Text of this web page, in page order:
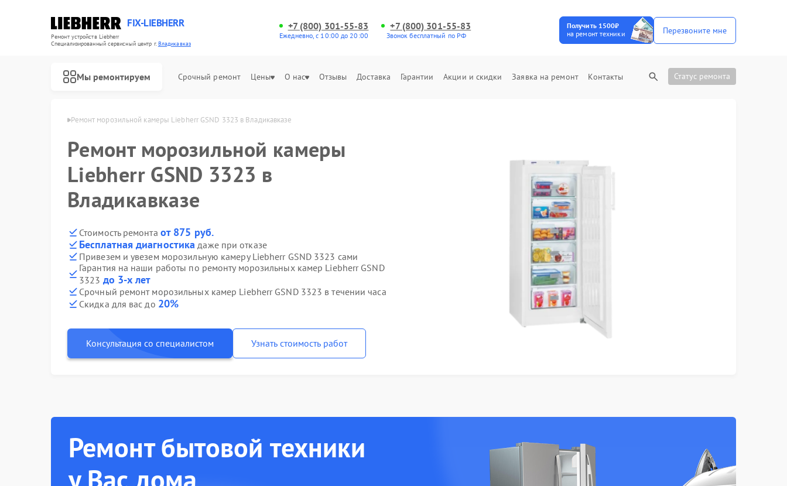
FIX-LIEBHERR
Ремонт устройств Liebherr
Специализированный cервисный центр г.Владикавказ
+7 (800) 301-55-83
Ежедневно, с 10:00 до 20:00
+7 (800) 301-55-83
Звонок бесплатный по РФ
Получить 1500₽
на ремонт техники
Перезвоните мне
Мы ремонтируем Срочный ремонт Цены О нас Отзывы Доставка Гарантии Акции и скидки Заявка на ремонт Контакты Статус ремонта
Ремонт морозильной камеры Liebherr GSND 3323 в Владикавказе
Ремонт морозильной камеры
Liebherr GSND 3323 в
Владикавказе
Стоимость ремонта от 875 руб.
Бесплатная диагностика даже при отказе
Привезем и увезем морозильную камеру Liebherr GSND 3323 сами
Гарантия на наши работы по ремонту морозильных камер Liebherr GSND
3323 до 3-х лет
Срочный ремонт морозильных камер Liebherr GSND 3323 в течении часа
Скидка для вас до 20%
Консультация со специалистом Узнать стоимость работ
Ремонт бытовой техники